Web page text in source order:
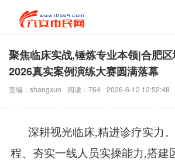
聚焦临床实战,锤炼专业本领|合肥
2026真实案例演练大赛圆满落幕
责编：shangxun 阅读：764 2026-6-12 12:52:48
深耕视光临床,精进诊疗实力
程、夯实一线人员实操能力,搭建